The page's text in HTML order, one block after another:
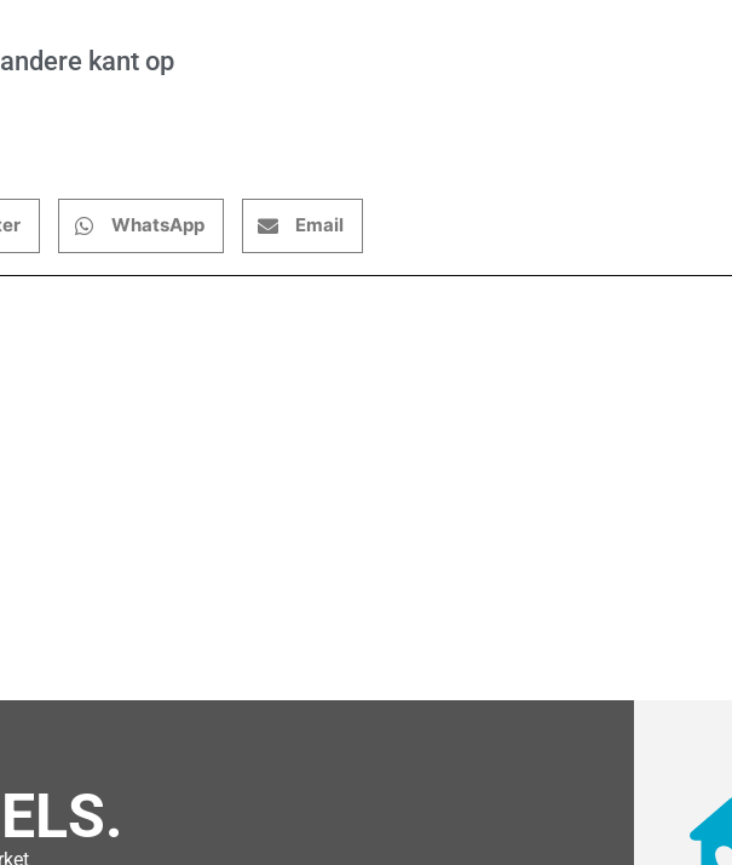
kant op
WhatsApp Email